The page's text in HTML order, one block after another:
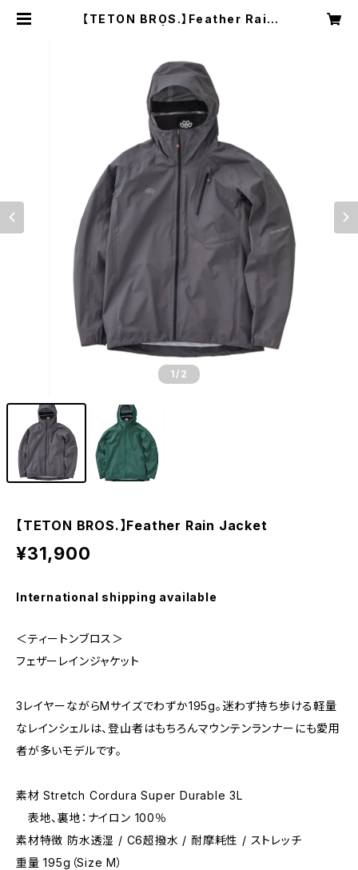
【TETON BROS.】Feather Rain
1 /2
【TETON BROS.】Feather Rain Jacket
¥31,900
International shipping available
＜ティートンブロス＞
フェザーレインジャケット
3レイヤーながらMサイズでわずか195g。迷わず持ち歩ける軽量
なレインシェルは、登山者はもちろんマウンテンランナーにも愛用
者が多いモデルです。
素材 Stretch Cordura Super Durable 3L
表地、裏地：ナイロン 100％
素材特徴 防水透湿 / C6超撥水 / 耐摩耗性 / ストレッチ
重量 195g（Size M）